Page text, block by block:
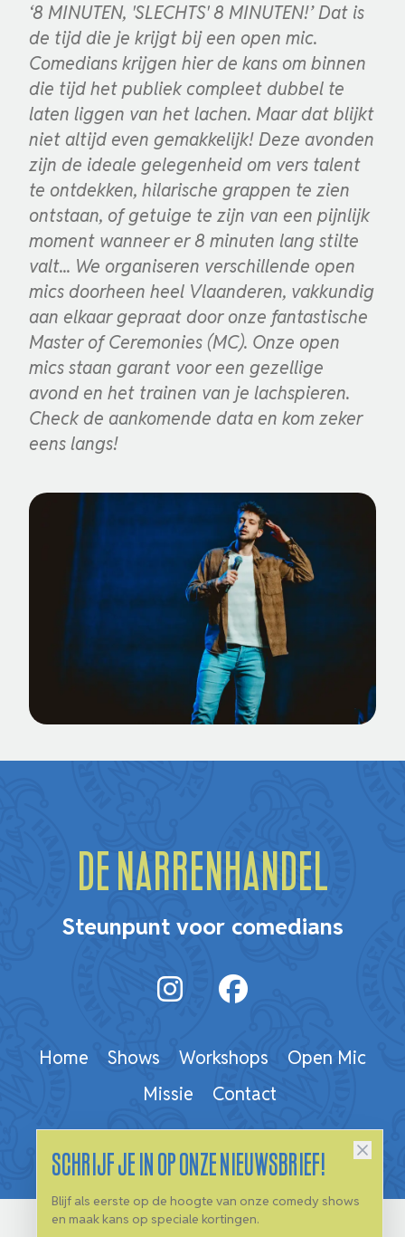
‘8 MINUTEN, 'SLECHTS' 8 MINUTEN!’ Dat is
de tijd die je krijgt bij een open mic.
Comedians krijgen hier de kans om binnen
die tijd het publiek compleet dubbel te
laten liggen van het lachen. Maar dat blijkt
niet altijd even gemakkelijk! Deze avonden
zijn de ideale gelegenheid om vers talent
te ontdekken, hilarische grappen te zien
ontstaan, of getuige te zijn van een pijnlijk
moment wanneer er 8 minuten lang stilte
valt... We organiseren verschillende open
mics doorheen heel Vlaanderen, vakkundig
aan elkaar gepraat door onze fantastische
Master of Ceremonies (MC). Onze open
mics staan garant voor een gezellige
avond en het trainen van je lachspieren.
Check de aankomende data en kom zeker
eens langs!
De Narrenhandel
Steunpunt voor comedians
Home Shows Workshops
Open Mic
Missie
Contact
Schrijf je in op onze nieuwsbrief!
Blijf als eerste op de hoogte van onze comedy shows
en maak kans op speciale kortingen.